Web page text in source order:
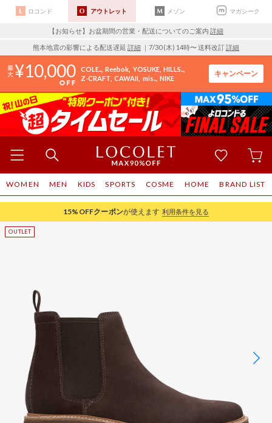
ロコンド アウトレット メゾン マガシーク
【お知らせ】お盆期間の営業・配送についてのご案内 詳細
熊本地震の影響による配送遅延 詳細 ｜7/30 (木) 14時〜 送料改訂詳細
10,000 COLE.. Reebok YOSUKE HILLS..
Z-CRAFT CAWAII mis.. NIKE
キャンペーン
WOMEN MEN KIDS SPORTS COSME HOME BRAND LIST
15%OFFクーポンが使えます 利用条件を見る